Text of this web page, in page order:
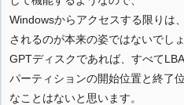
Windowsからアクセスする限りは
されるのが本来の姿ではないでしょ
GPTディスクであれば、すべて
パーティションの開始位置と終了
なことはないと思います。